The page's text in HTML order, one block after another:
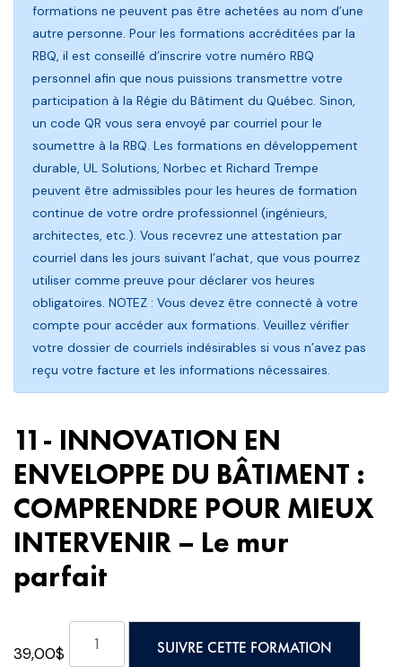
formations ne peuvent pas être achetées au nom d’une
autre personne. Pour les formations accréditées par la
RBQ, il est conseillé d’inscrire votre numéro RBQ
personnel afin que nous puissions transmettre votre
participation à la Régie du Bâtiment du Québec. Sinon,
un code QR vous sera envoyé par courriel pour le
soumettre à la RBQ. Les formations en développement
durable, UL Solutions, Norbec et Richard Trempe
peuvent être admissibles pour les heures de formation
continue de votre ordre professionnel (ingénieurs,
architectes, etc.). Vous recevrez une attestation par
courriel dans les jours suivant l’achat, que vous pourrez
utiliser comme preuve pour déclarer vos heures
obligatoires. NOTEZ : Vous devez être connecté à votre
compte pour accéder aux formations. Veuillez vérifier
votre dossier de courriels indésirables si vous n’avez pas
reçu votre facture et les informations nécessaires.
11- INNOVATION EN
ENVELOPPE DU BÂTIMENT :
COMPRENDRE POUR MIEUX
INTERVENIR – Le mur
parfait
39,00$ SUIVRE CETTE FORMATION